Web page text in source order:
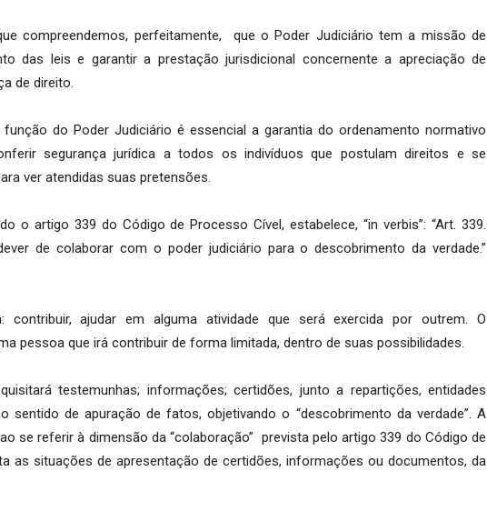
compreendemos, perfeitamente, que o Poder Judiciário tem a missão de
das leis e garantir a prestação jurisdicional concernente a apreciação de
de direito.
do Poder Judiciário é essencial a garantia do ordenamento normativo
segurança jurídica a todos os indivíduos que postulam direitos e se
ver atendidas suas pretensões.
o artigo 339 do Código de Processo Cível, estabelece, “in verbis”: “Art. 339.
de colaborar com o poder judiciário para o descobrimento da verdade.”
contribuir, ajudar em alguma atividade que será exercida por outrem. O
pessoa que irá contribuir de forma limitada, dentro de suas possibilidades.
testemunhas; informações; certidões, junto a repartições, entidades
sentido de apuração de fatos, objetivando o “descobrimento da verdade”. A
se referir à dimensão da “colaboração” prevista pelo artigo 339 do Código de
as situações de apresentação de certidões, informações ou documentos, da